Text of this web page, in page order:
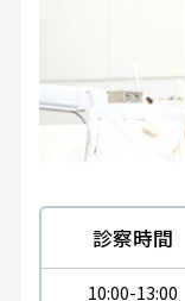
診察時間
10:00-13:00